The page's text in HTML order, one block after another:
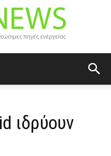
ιδρύουν